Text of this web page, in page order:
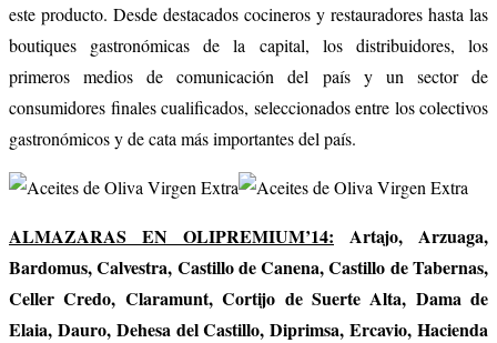
este producto. Desde destacados cocineros y restauradores hasta las
boutiques gastronómicas de la capital, los distribuidores, los
primeros medios de comunicación del país y un sector de
consumidores finales cualificados, seleccionados entre los colectivos
gastronómicos y de cata más importantes del país.
ALMAZARAS EN OLIPREMIUM’14:
Artajo, Arzuaga,
Bardomus, Calvestra, Castillo de Canena, Castillo de Tabernas,
Celler Credo, Claramunt, Cortijo de Suerte Alta, Dama de
Elaia, Dauro, Dehesa del Castillo, Diprimsa, Ercavio, Hacienda